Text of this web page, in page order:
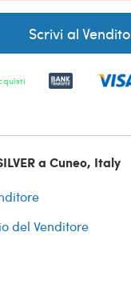
Scrivi al
a Cuneo, Italy
del Venditore